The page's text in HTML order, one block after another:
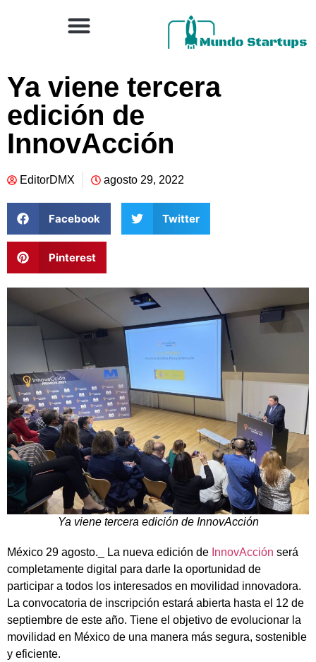
Ya viene tercera
edición de
InnovAcción
EditorDMX agosto 29, 2022
Facebook Twitter
Pinterest
Ya viene tercera edición de InnovAcción
México 29 agosto._ La nueva edición de InnovAcción será
completamente digital para darle la oportunidad de
participar a todos los interesados en movilidad innovadora.
La convocatoria de inscripción estará abierta hasta el 12 de
septiembre de este año. Tiene el objetivo de evolucionar la
movilidad en México de una manera más segura, sostenible
y eficiente.